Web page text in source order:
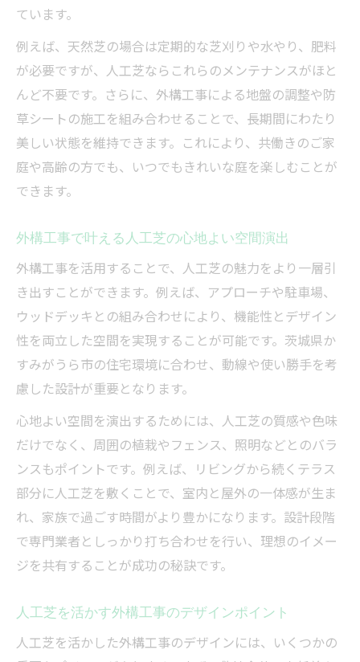
ています。
例えば、天然芝の場合は定期的な芝刈りや水やり、肥料
が必要ですが、人工芝ならこれらのメンテナンスがほと
んど不要です。さらに、外構工事による地盤の調整や防
草シートの施工を組み合わせることで、長期間にわたり
美しい状態を維持できます。これにより、共働きのご家
庭や高齢の方でも、いつでもきれいな庭を楽しむことが
できます。
外構工事で叶える人工芝の心地よい空間演出
外構工事を活用することで、人工芝の魅力をより一層引
き出すことができます。例えば、アプローチや駐車場、
ウッドデッキとの組み合わせにより、機能性とデザイン
性を両立した空間を実現することが可能です。茨城県か
すみがうら市の住宅環境に合わせ、動線や使い勝手を考
慮した設計が重要となります。
心地よい空間を演出するためには、人工芝の質感や色味
だけでなく、周囲の植栽やフェンス、照明などとのバラ
ンスもポイントです。例えば、リビングから続くテラス
部分に人工芝を敷くことで、室内と屋外の一体感が生ま
れ、家族で過ごす時間がより豊かになります。設計段階
で専門業者としっかり打ち合わせを行い、理想のイメー
ジを共有することが成功の秘訣です。
人工芝を活かす外構工事のデザインポイント
人工芝を活かした外構工事のデザインには、いくつかの